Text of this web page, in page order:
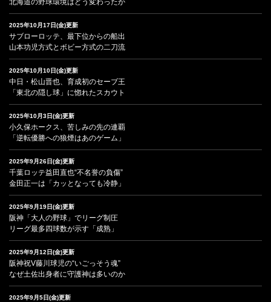
北海道の野球環境はどう変わったか
2025年10月17日(金)更新
サブローロッテ、最下位からの船出
山本功児方式とボビー方式の二刀流
2025年10月10日(金)更新
中日・松山晋也、育成初のセーブ王
「東北の隠し球」に惚れたスカウト
2025年10月3日(金)更新
小久保ホークス、苦しみの先の連覇
「逆転優勝への狼煙はあのゲーム」
2025年9月26日(金)更新
千葉ロッテ益田直也“不名誉の負傷”
金田正一は「カッとなっても冷静」
2025年9月19日(金)更新
阪神「大人の野球」でリーグ制圧
リーグ最多四球数が示す「成熟」
2025年9月12日(金)更新
阪神祝V藤川球児の“いごっそう魂”
なぜ土佐出身者に守護神は多いのか
2025年9月5日(金)更新